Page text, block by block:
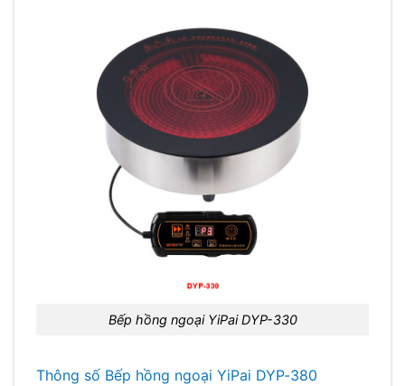
Bếp hồng ngoại YiPai DYP-330
Thông số Bếp hồng ngoại YiPai DYP-380